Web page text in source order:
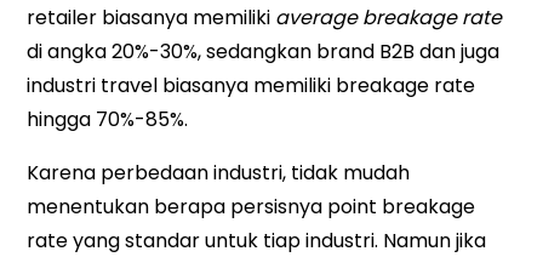
retailer biasanya memiliki average breakage rate
di angka 20%-30%, sedangkan brand B2B dan juga
industri travel biasanya memiliki breakage rate
hingga 70%-85%.
Karena perbedaan industri, tidak mudah
menentukan berapa persisnya point breakage
rate yang standar untuk tiap industri. Namun jika